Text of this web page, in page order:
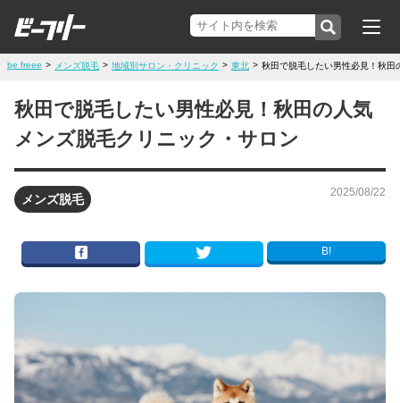
be freee > メンズ脱毛 > 地域別サロン・クリニック > 東北 > 秋田で脱毛したい男性必見！秋田
秋田で脱毛したい男性必見！秋田の人気
メンズ脱毛クリニック・サロン
メンズ脱毛 2025/08/22
B!